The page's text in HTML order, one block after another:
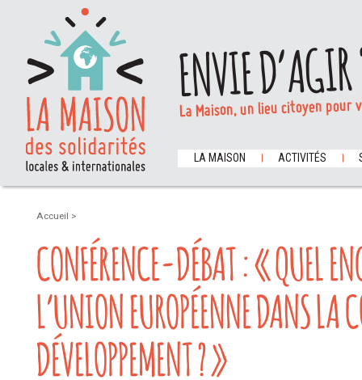
ENVIE
La Maison, un lieu citoyen
LA MAISON ACTIVITÉS
Accueil >
CONFÉRENCE-DÉBAT : « QUEL
L’UNION EUROPÉENNE DANS LA
DÉVELOPPEMENT ? »